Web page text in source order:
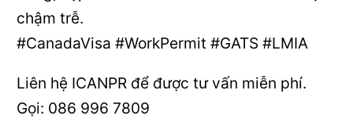
chậm trễ.
#CanadaVisa #WorkPermit #GATS #LMIA
Liên hệ ICANPR để được tư vấn miễn phí.
Gọi: 086 996 7809